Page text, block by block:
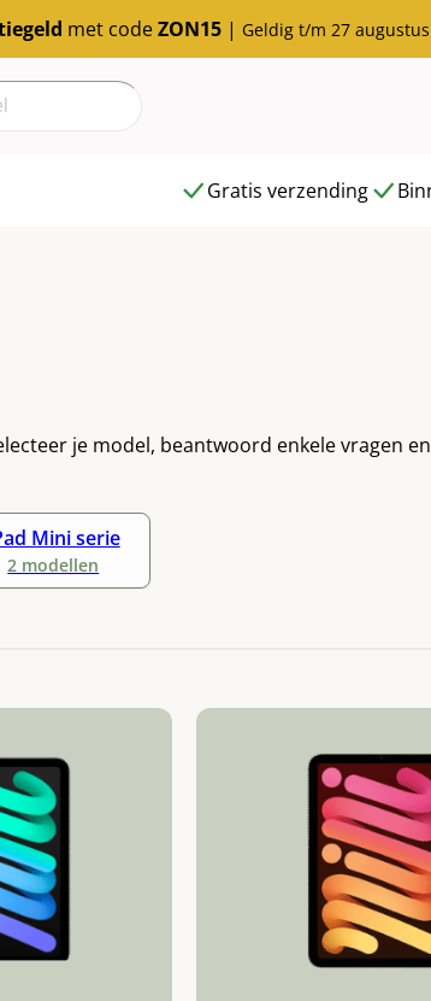
met codeZON15| Geldig t/m 27
Gratis verzending
je model, beantwoord enkele vragen
Mini serie
2 modellen